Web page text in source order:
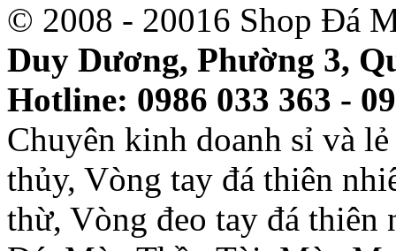
© 2008 - 20016 Shop Đá
Duy Dương, Phường 3,
Hotline: 0986 033 363 -
Chuyên kinh doanh sỉ và
thủy, Vòng tay đá thiên
thừ, Vòng đeo tay đá thiên